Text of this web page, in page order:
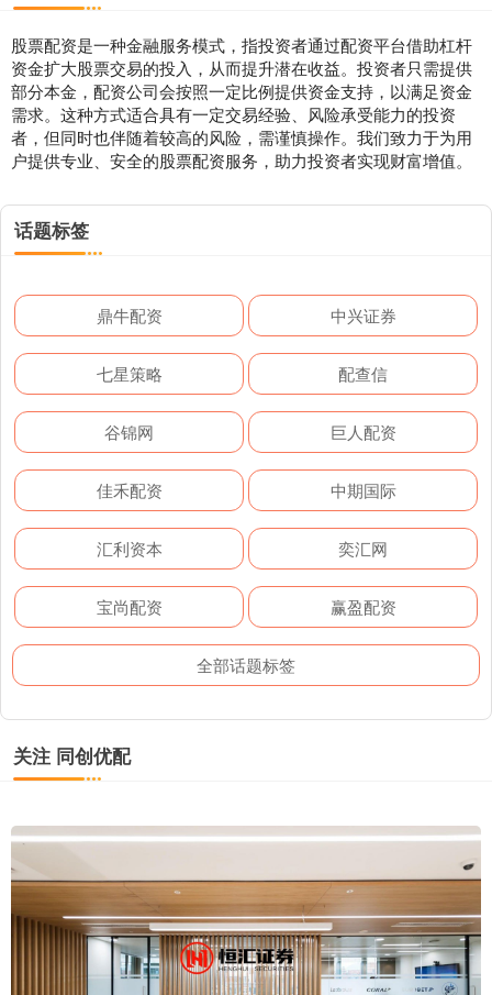
股票配资是一种金融服务模式，指投资者通过配资平台借助杠杆
资金扩大股票交易的投入，从而提升潜在收益。投资者只需提供
部分本金，配资公司会按照一定比例提供资金支持，以满足资金
需求。这种方式适合具有一定交易经验、风险承受能力的投资
者，但同时也伴随着较高的风险，需谨慎操作。我们致力于为用
户提供专业、安全的股票配资服务，助力投资者实现财富增值。
话题标签
鼎牛配资 中兴证券
七星策略 配查信
谷锦网 巨人配资
佳禾配资 中期国际
汇利资本 奕汇网
宝尚配资 赢盈配资
全部话题标签
关注 同创优配